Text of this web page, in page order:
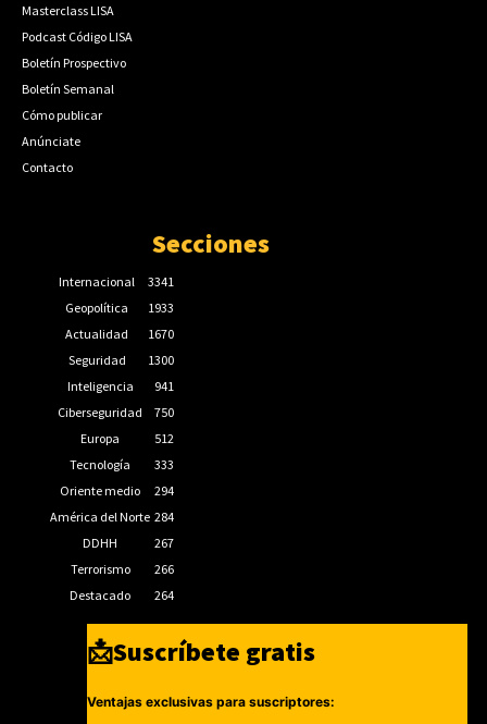
Masterclass LISA
Podcast Código LISA
Boletín Prospectivo
Boletín Semanal
Cómo publicar
Anúnciate
Contacto
Secciones
Internacional
3341
Geopolítica
1933
Actualidad
1670
Seguridad
1300
Inteligencia
941
Ciberseguridad
750
Europa
512
Tecnología
333
Oriente medio
294
América del Norte 284
DDHH
267
Terrorismo
266
Destacado
264
📩Suscríbete gratis
Ventajas exclusivas para suscriptores: